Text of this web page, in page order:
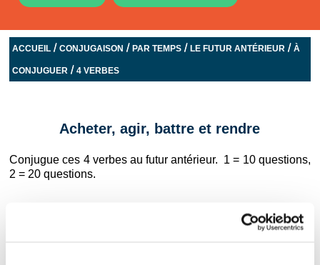
ACCUEIL /CONJUGAISON /PAR TEMPS /LE FUTUR ANTÉRIEUR /À
CONJUGUER /4 VERBES
Acheter, agir, battre et rendre
Conjugue ces 4 verbes au futur antérieur. 1 = 10 questions,
2 = 20 questions.